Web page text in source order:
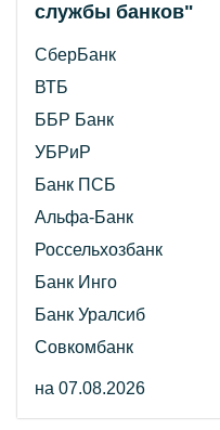
службы банков"
СберБанк
ВТБ
ББР Банк
УБРиР
Банк ПСБ
Альфа-Банк
Россельхозбанк
Банк Инго
Банк Уралсиб
Совкомбанк
на 07.08.2026